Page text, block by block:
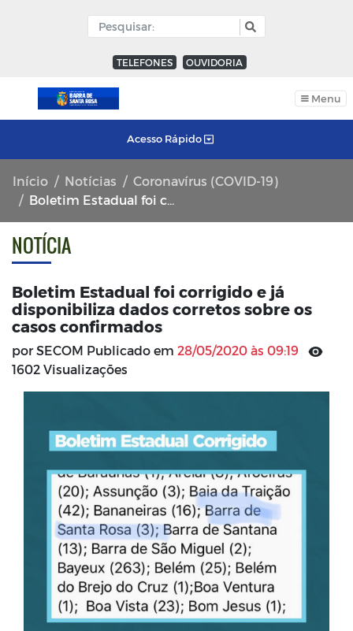
TELEFONES OUVIDORIA
Menu
Acesso Rápido
Início Notícias
Coronavírus (COVID-19)
Boletim Estadual foi corrigido e já disponibiliza dados corretos sobre os casos confirmados
NOTÍCIA
Boletim Estadual foi corrigido e já
disponibiliza dados corretos sobre os
casos confirmados
por SECOM Publicado em 28/05/2020 às 09:19
1602 Visualizações